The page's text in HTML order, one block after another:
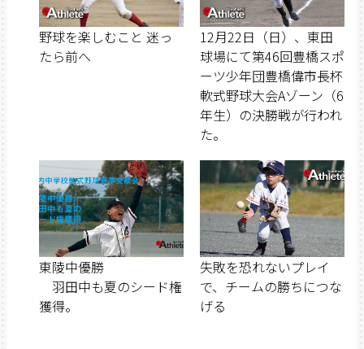
野球を楽しむこと 迷っ
たら前へ
12月22日（日）、東田
球場にて第46回豊橋スポ
ーツ少年団豊橋偉市長杯
軟式野球大会Aゾーン（6
年生）の決勝戦が行われ
た。
東陵中優勝
羽田中も夏のシード権
獲得。
失敗を恐れないプレイ
で、チームの勝ちにつな
げる